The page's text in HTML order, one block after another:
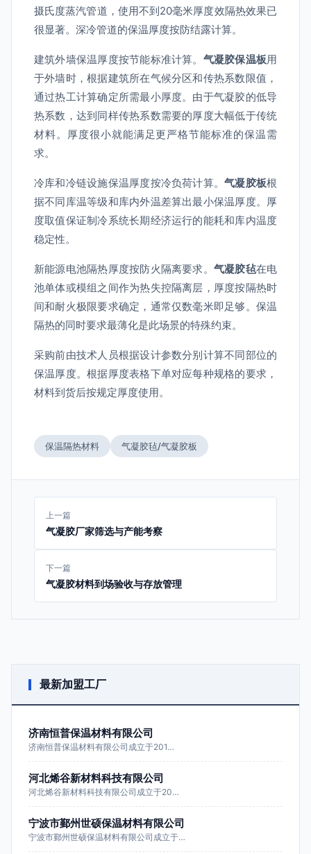
摄氏度蒸汽管道，使用不到20毫米厚度效隔热效果已
很显著。深冷管道的保温厚度按防结露计算。
建筑外墙保温厚度按节能标准计算。 气凝胶保温板用
于外墙时，根据建筑所在气候分区和传热系数限值，
通过热工计算确定所需最小厚度。由于气凝胶的低导
热系数，达到同样传热系数需要的厚度大幅低于传统
材料。厚度很小就能满足更严格节能标准的保温需
求。
冷库和冷链设施保温厚度按冷负荷计算。气凝胶板根
据不同库温等级和库内外温差算出最小保温厚度。厚
度取值保证制冷系统长期经济运行的能耗和库内温度
稳定性。
新能源电池隔热厚度按防火隔离要求。 气凝胶毡在电
池单体或模组之间作为热失控隔离层，厚度按隔热时
间和耐火极限要求确定，通常仅数毫米即足够。保温
隔热的同时要求最薄化是此场景的特殊约束。
采购前由技术人员根据设计参数分别计算不同部位的
保温厚度。根据厚度表格下单对应每种规格的要求，
材料到货后按规定厚度使用。
保温隔热材料 气凝胶毡/气凝胶板
上一篇
气凝胶厂家筛选与产能考察
下一篇
气凝胶材料到场验收与存放管理
最新加盟工厂
济南恒普保温材料有限公司
济南恒普保温材料有限公司成立于201…
河北烯谷新材料科技有限公司
河北烯谷新材料科技有限公司成立于20…
宁波市鄞州世硕保温材料有限公司
宁波市鄞州世硕保温材料有限公司成立于…